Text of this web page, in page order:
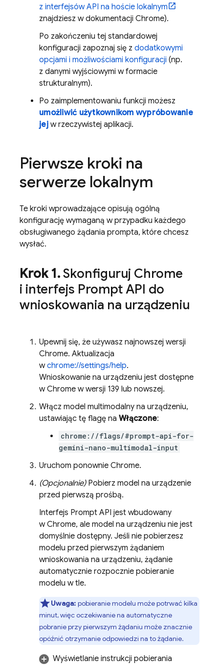
z interfejsów API na hoście lokalnym
znajdziesz w dokumentacji Chrome).
Po zakończeniu tej standardowej
konfiguracji zapoznaj się z dodatkowymi
opcjami i możliwościami konfiguracji (np.
z danymi wyjściowymi w formacie
strukturalnym).
Po zaimplementowaniu funkcji możesz
umożliwić użytkownikom wypróbowanie
jejw rzeczywistej aplikacji.
Pierwsze kroki na
serwerze lokalnym
Te kroki wprowadzające opisują ogólną
konfigurację wymaganą w przypadku każdego
obsługiwanego żądania prompta, które chcesz
wysłać.
Krok 1.Skonfiguruj Chrome
i interfejs Prompt API do
wnioskowania na urządzeniu
Upewnij się, że używasz najnowszej wersji
Chrome. Aktualizacja
wchrome://settings/help.
Wnioskowanie na urządzeniu jest dostępne
w Chrome w wersji 139 lub nowszej.
Włącz model multimodalny na urządzeniu,
ustawiając tę flagę na Włączone:
chrome://flags/#prompt-api-for-
gemini-nano-multimodal-input
Uruchom ponownie Chrome.
(Opcjonalnie)Pobierz model na urządzenie
przed pierwszą prośbą.
Interfejs Prompt API jest wbudowany
w Chrome, ale model na urządzeniu nie jest
domyślnie dostępny. Jeśli nie pobierzesz
modelu przed pierwszym żądaniem
wnioskowania na urządzeniu, żądanie
automatycznie rozpocznie pobieranie
modelu w tle.
Uwaga: pobieranie modelu może potrwać kilka
minut, więc oczekiwanie na automatyczne
pobranie przy pierwszym żądaniu może znacznie
opóźnić otrzymanie odpowiedzi na to żądanie.
Wyświetlanie instrukcji pobierania